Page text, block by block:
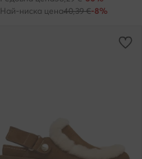
Най-ниска цена40,39 €-8%